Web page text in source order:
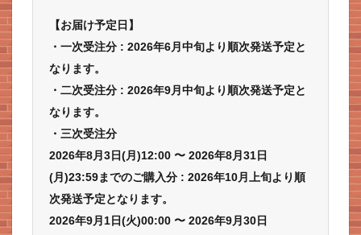
【お届け予定日】
・一次受注分 : 2026年6月中旬より順次発送予定と
なります。
・二次受注分 : 2026年9月中旬より順次発送予定と
なります。
・三次受注分
2026年8月3日(月)12:00 〜 2026年8月31日
(月)23:59までのご購入分 : 2026年10月上旬より順
次発送予定となります。
2026年9月1日(火)00:00 〜 2026年9月30日